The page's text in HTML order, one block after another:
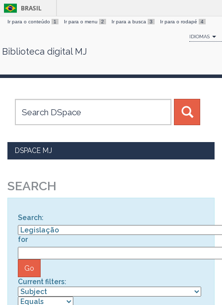
Skip
BRASIL
Ir para o conteúdo 1 Ir para o menu 2 Ir para a busca 3 Ir para o rodapé 4
IDIOMAS
Biblioteca digital MJ
DSPACE MJ
SEARCH
Search:
for
Current filters: